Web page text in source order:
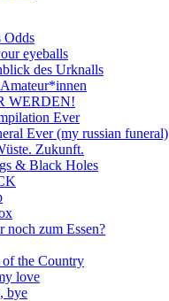
Odds
eyeballs
des Urknalls
WERDEN!
Ever
Ever (my russian funeral)
Zukunft.
& Black Holes
noch zum Essen?
the Country
love
bye